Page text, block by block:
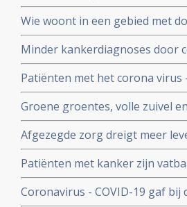
corona virus door
Wie woont in een gebied met
groter risico op overlijden aan
zuiverder lucht
Minder kankerdiagnoses door
effecten op langere termijn
Patiënten met het corona virus
slechtere prognose om te
Groene groentes, volle zuivel
blijkt uit studie van kinderarts
virus (COVID-19)
Afgezegde zorg dreigt meer
van Gupta Strategists, een
Patiënten met kanker zijn
(beenmergonderdrukking)
overleden daardoor relatief
Coronavirus - COVID-19 gaf